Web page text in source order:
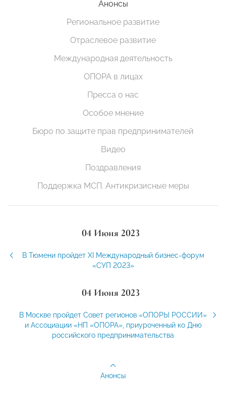
Анонсы
Региональное развитие
Отраслевое развитие
Международная деятельность
ОПОРА в лицах
Пресса о нас
Особое мнение
Бюро по защите прав предпринимателей
Видео
Поздравления
Поддержка МСП. Антикризисные меры
04 Июня 2023
В Тюмени пройдет XI Международный бизнес-форум
«СУП 2023»
04 Июня 2023
В Москве пройдет Совет регионов «ОПОРЫ РОССИИ»
и Ассоциации «НП «ОПОРА», приуроченный ко Дню
российского предпринимательства
Анонсы